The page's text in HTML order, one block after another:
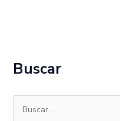
Buscar